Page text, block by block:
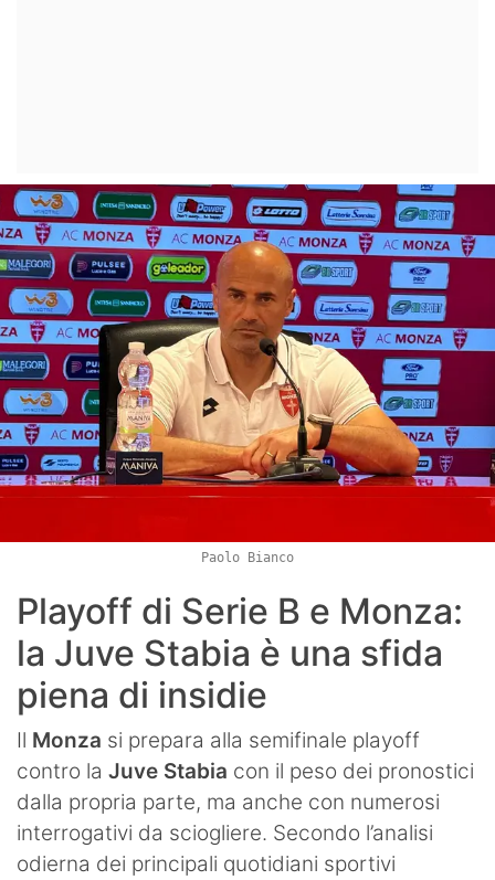
Paolo Bianco
Playoff di Serie B e Monza:
la Juve Stabia è una sfida
piena di insidie
Il Monza si prepara alla semifinale playoff
contro la Juve Stabia con il peso dei pronostici
dalla propria parte, ma anche con numerosi
interrogativi da sciogliere. Secondo l’analisi
odierna dei principali quotidiani sportivi